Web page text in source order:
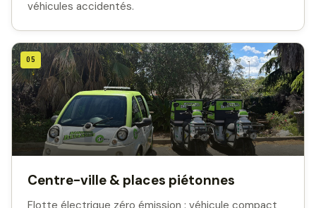
véhicules accidentés.
05
Centre-ville & places piétonnes
Flotte électrique zéro émission : véhicule compact